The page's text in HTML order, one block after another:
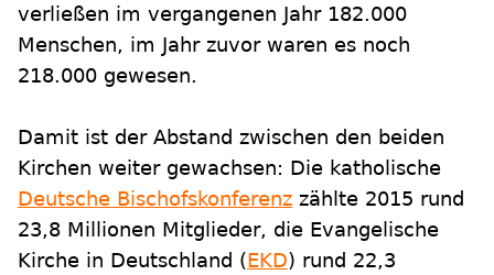
verließen im vergangenen Jahr 182.000
Menschen, im Jahr zuvor waren es noch
218.000 gewesen.
Damit ist der Abstand zwischen den beiden
Kirchen weiter gewachsen: Die katholische
Deutsche Bischofskonferenz zählte 2015 rund
23,8 Millionen Mitglieder, die Evangelische
Kirche in Deutschland (EKD) rund 22,3